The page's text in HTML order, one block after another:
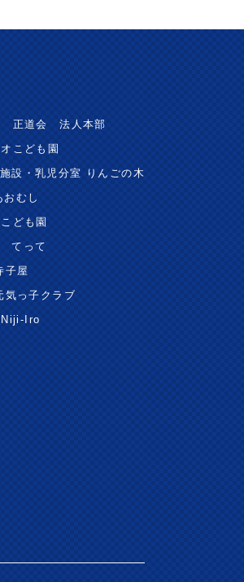
正道会 法人本部
こども園
設・乳児分室 りんごの木
むし
ども園
てって
子屋
気っ子クラブ
Iro